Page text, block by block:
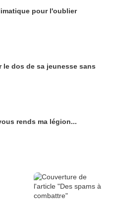
pour l'oublier
dos de sa jeunesse sans
rends ma légion...